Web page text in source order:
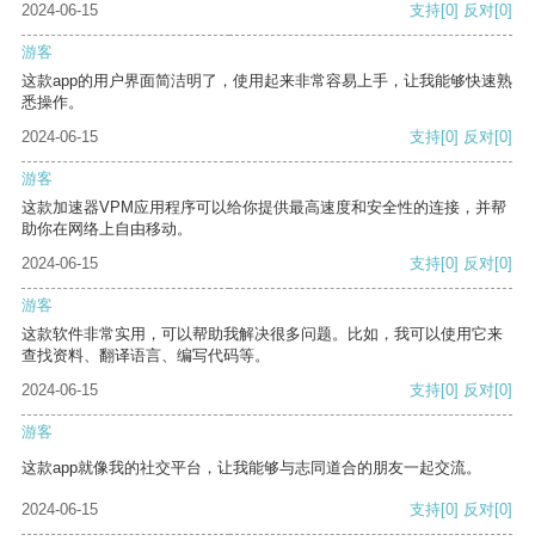
2024-06-15
支持[0] 反对[0]
游客
这款app的用户界面简洁明了，使用起来非常容易上手，让我能够快速熟
悉操作。
2024-06-15
支持[0] 反对[0]
游客
这款加速器VPM应用程序可以给你提供最高速度和安全性的连接，并帮
助你在网络上自由移动。
2024-06-15
支持[0] 反对[0]
游客
这款软件非常实用，可以帮助我解决很多问题。比如，我可以使用它来
查找资料、翻译语言、编写代码等。
2024-06-15
支持[0] 反对[0]
游客
这款app就像我的社交平台，让我能够与志同道合的朋友一起交流。
2024-06-15 支持[0] 反对[0]